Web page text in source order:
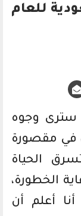
للعام
سترى وجوه
في مقصورة
الحياة
الخطورة،
أعلم أن